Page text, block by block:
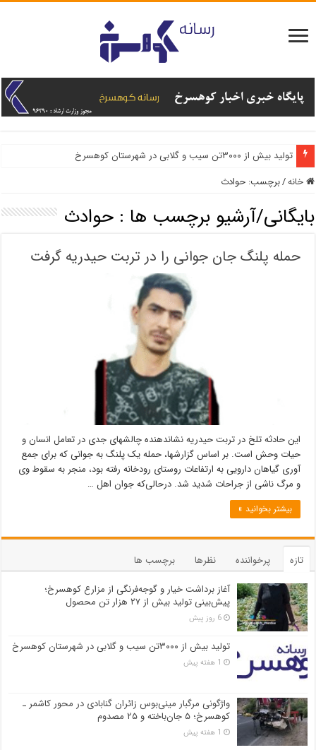
تولید بیش از ۳۰۰۰تن سیب و گلابی در شهرستان کوهسرخ
خانه/برچسب:حوادث
بایگانی/آرشیو برچسب ها :حوادث
حمله پلنگ جان جوانی را در تربت حیدریه گرفت
این حادثه تلخ در تربت حیدریه نشاندهنده چالشهای جدی در تعامل انسان و
حیات وحش است. بر اساس گزارشها، حمله یک پلنگ به جوانی که برای جمع
آوری گیاهان دارویی به ارتفاعات روستای رودخانه رفته بود، منجر به سقوط وی
و مرگ ناشی از جراحات شدید شد. درحالی‌که جوان اهل …
بیشتر بخوانید »
تازه پرخواننده نظرها
برچسب ها
آغاز برداشت خیار و گوجه‌فرنگی از مزارع کوهسرخ؛
پیش‌بینی تولید بیش از ۲۷ هزار تن محصول
6 روز پیش
تولید بیش از ۳۰۰۰تن سیب و گلابی در شهرستان کوهسرخ
1 هفته پیش
واژگونی مرگبار مینی‌بوس زائران گنابادی در محور کاشمر ـ
کوهسرخ؛ ۵ جان‌باخته و ۲۵ مصدوم
1 هفته پیش